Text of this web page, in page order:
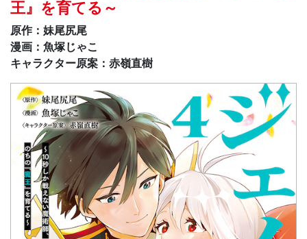
王』を育てる～
原作：妹尾尻尾
漫画：魚塚じゃこ
キャラクター原案：赤嶺直樹